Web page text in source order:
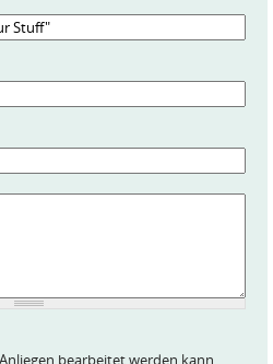
bearbeitet werden kann,